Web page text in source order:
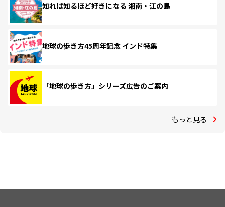
知れば知るほど好きになる 湘南・江の島
地球の歩き方45周年記念 インド特集
「地球の歩き方」シリーズ広告のご案内
もっと見る